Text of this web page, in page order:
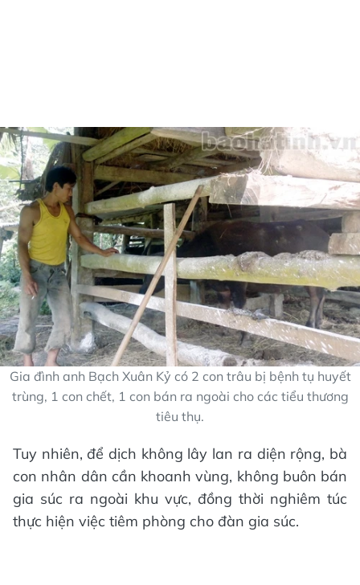
Gia đình anh Bạch Xuân Kỷ có 2 con trâu bị bệnh tụ huyết
trùng, 1 con chết, 1 con bán ra ngoài cho các tiểu thương
tiêu thụ.
Tuy nhiên, để dịch không lây lan ra diện rộng, bà
con nhân dân cần khoanh vùng, không buôn bán
gia súc ra ngoài khu vực, đồng thời nghiêm túc
thực hiện việc tiêm phòng cho đàn gia súc.